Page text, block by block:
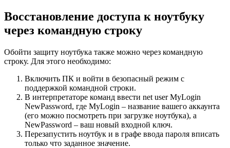
Восстановление доступа к ноутбуку
через командную строку
Обойти защиту ноутбука также можно через командную
строку. Для этого необходимо:
Включить ПК и войти в безопасный режим с
поддержкой командной строки.
В интерпретаторе команд ввести net user MyLogin
NewPassword, где MyLogin – название вашего аккаунта
(его можно посмотреть при загрузке ноутбука), а
NewPassword – ваш новый входной ключ.
Перезапустить ноутбук и в графе ввода пароля вписать
только что заданное значение.